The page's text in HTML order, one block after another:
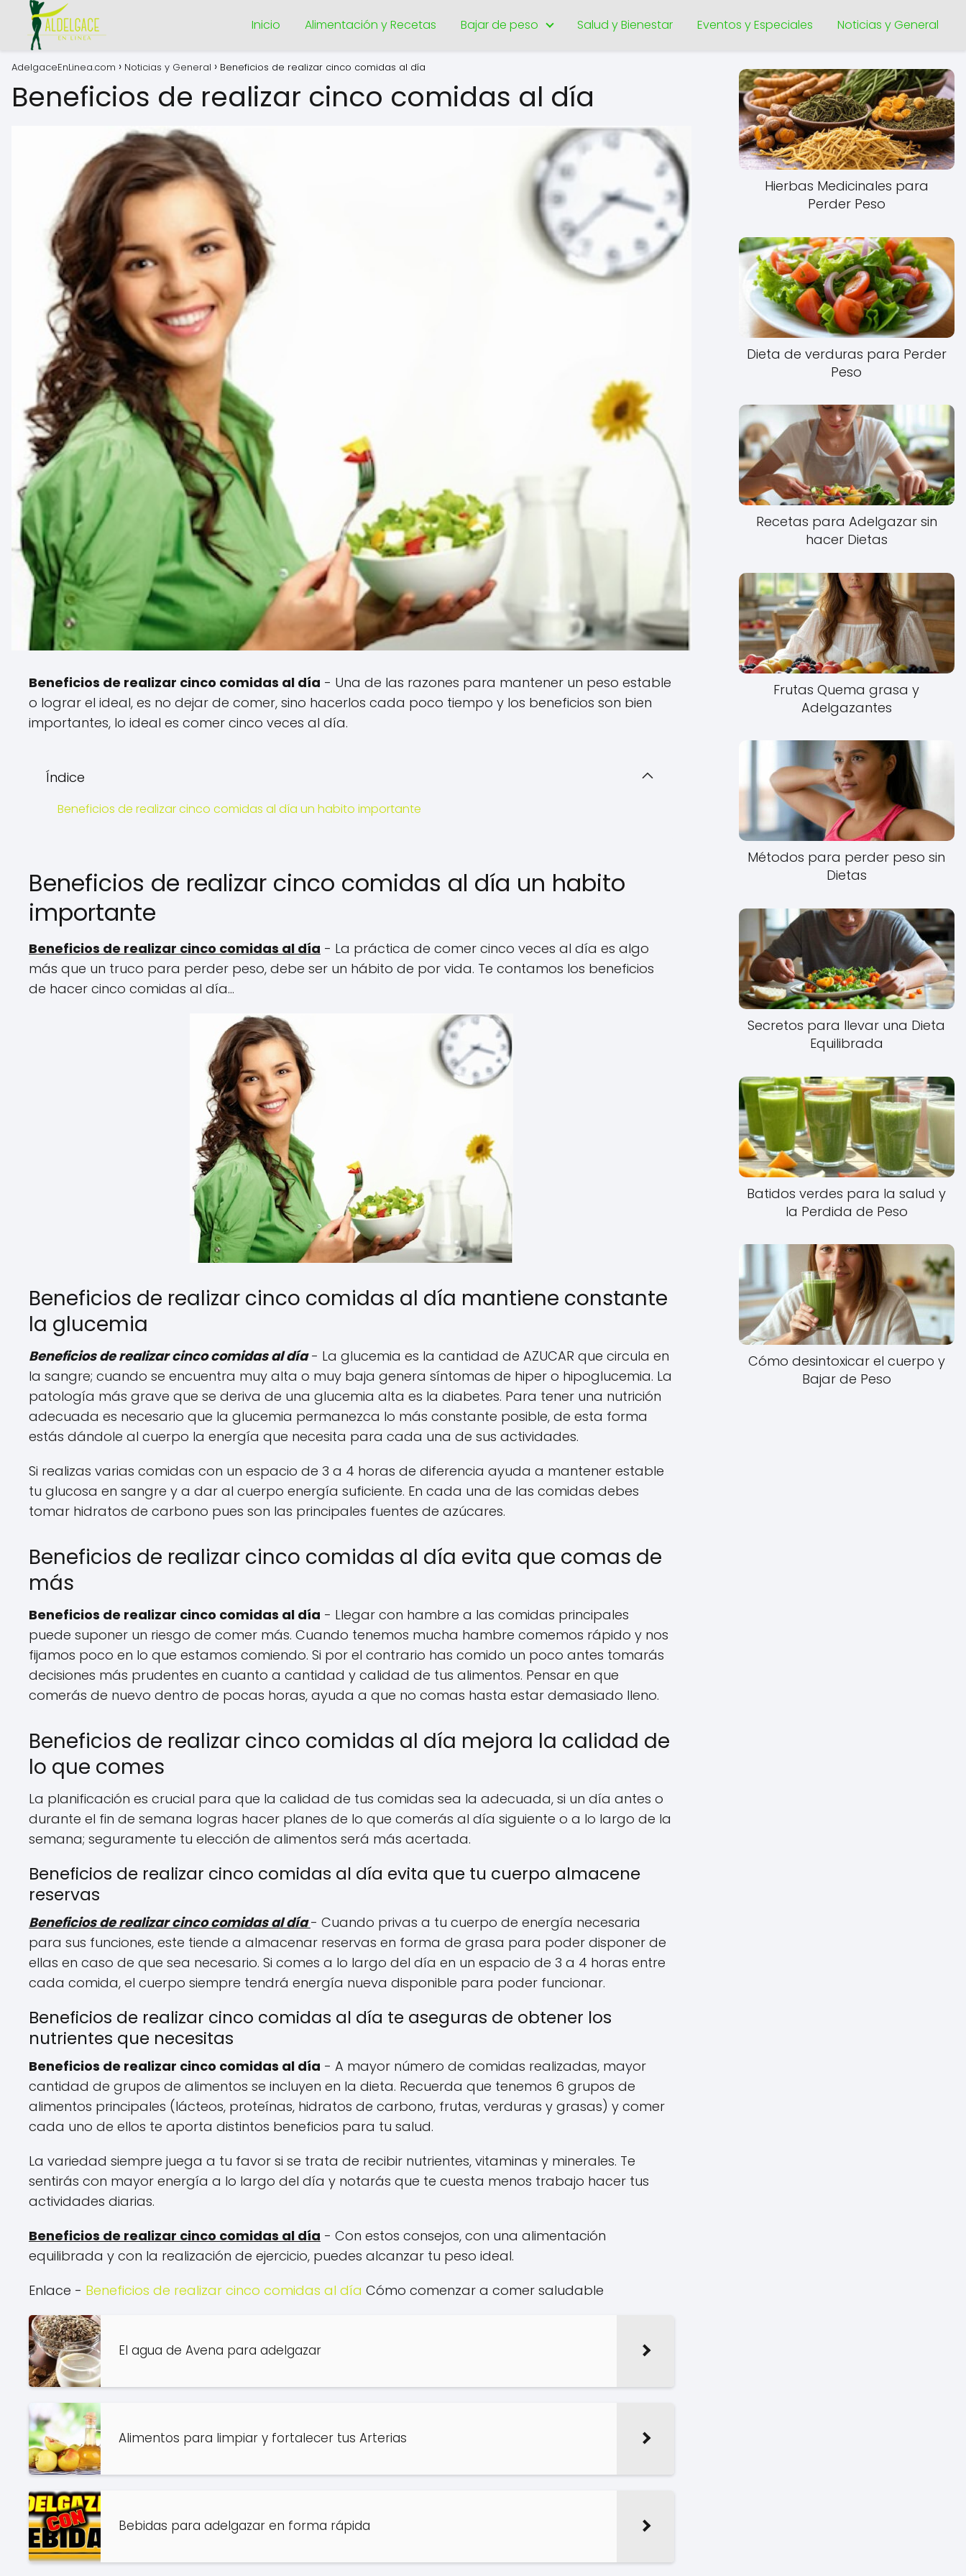
Inicio Alimentación y Recetas Bajar de peso Salud y Bienestar Eventos y Especiales Noticias y General
AdelgaceEnLinea.com Noticias y General Beneficios de realizar cinco comidas al día
Beneficios de realizar cinco comidas al día
Beneficios de realizar cinco comidas al día - Una de las razones para mantener un peso estable
o lograr el ideal, es no dejar de comer, sino hacerlos cada poco tiempo y los beneficios son bien
importantes, lo ideal es comer cinco veces al día.
Índice
Beneficios de realizar cinco comidas al día un habito importante
Beneficios de realizar cinco comidas al día un habito
importante
Beneficios de realizar cinco comidas al día - La práctica de comer cinco veces al día es algo
más que un truco para perder peso, debe ser un hábito de por vida. Te contamos los beneficios
de hacer cinco comidas al día...
Beneficios de realizar cinco comidas al día mantiene constante
la glucemia
Beneficios de realizar cinco comidas al día- La glucemia es la cantidad de AZUCAR que circula en
la sangre; cuando se encuentra muy alta o muy baja genera síntomas de hiper o hipoglucemia. La
patología más grave que se deriva de una glucemia alta es la diabetes. Para tener una nutrición
adecuada es necesario que la glucemia permanezca lo más constante posible, de esta forma
estás dándole al cuerpo la energía que necesita para cada una de sus actividades.
Si realizas varias comidas con un espacio de 3 a 4 horas de diferencia ayuda a mantener estable
tu glucosa en sangre y a dar al cuerpo energía suficiente. En cada una de las comidas debes
tomar hidratos de carbono pues son las principales fuentes de azúcares.
Beneficios de realizar cinco comidas al día evita que comas de
más
Beneficios de realizar cinco comidas al día - Llegar con hambre a las comidas principales
puede suponer un riesgo de comer más. Cuando tenemos mucha hambre comemos rápido y nos
fijamos poco en lo que estamos comiendo. Si por el contrario has comido un poco antes tomarás
decisiones más prudentes en cuanto a cantidad y calidad de tus alimentos. Pensar en que
comerás de nuevo dentro de pocas horas, ayuda a que no comas hasta estar demasiado lleno.
Beneficios de realizar cinco comidas al día mejora la calidad de
lo que comes
La planificación es crucial para que la calidad de tus comidas sea la adecuada, si un día antes o
durante el fin de semana logras hacer planes de lo que comerás al día siguiente o a lo largo de la
semana; seguramente tu elección de alimentos será más acertada.
Beneficios de realizar cinco comidas al día evita que tu cuerpo almacene
reservas
Beneficios de realizar cinco comidas al día - Cuando privas a tu cuerpo de energía necesaria
para sus funciones, este tiende a almacenar reservas en forma de grasa para poder disponer de
ellas en caso de que sea necesario. Si comes a lo largo del día en un espacio de 3 a 4 horas entre
cada comida, el cuerpo siempre tendrá energía nueva disponible para poder funcionar.
Beneficios de realizar cinco comidas al día te aseguras de obtener los
nutrientes que necesitas
Beneficios de realizar cinco comidas al día - A mayor número de comidas realizadas, mayor
cantidad de grupos de alimentos se incluyen en la dieta. Recuerda que tenemos 6 grupos de
alimentos principales (lácteos, proteínas, hidratos de carbono, frutas, verduras y grasas) y comer
cada uno de ellos te aporta distintos beneficios para tu salud.
La variedad siempre juega a tu favor si se trata de recibir nutrientes, vitaminas y minerales. Te
sentirás con mayor energía a lo largo del día y notarás que te cuesta menos trabajo hacer tus
actividades diarias.
Beneficios de realizar cinco comidas al día - Con estos consejos, con una alimentación
equilibrada y con la realización de ejercicio, puedes alcanzar tu peso ideal.
Enlace - Beneficios de realizar cinco comidas al día Cómo comenzar a comer saludable
El agua de Avena para adelgazar
Alimentos para limpiar y fortalecer tus Arterias
Bebidas para adelgazar en forma rápida
Hierbas Medicinales para
Perder Peso
Dieta de verduras para Perder
Peso
Recetas para Adelgazar sin
hacer Dietas
Frutas Quema grasa y
Adelgazantes
Métodos para perder peso sin
Dietas
Secretos para llevar una Dieta
Equilibrada
Batidos verdes para la salud y
la Perdida de Peso
Cómo desintoxicar el cuerpo y
Bajar de Peso